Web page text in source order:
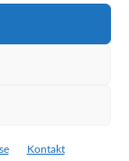
Kontakt